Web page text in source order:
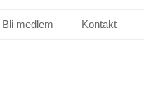
Bli medlem Kontakt